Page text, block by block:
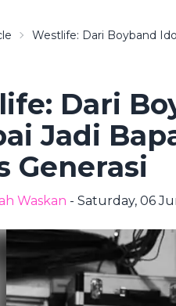
Westlife: Dari Boyband
Dari
Jadi
Generasi
Waskan - Saturday, 06